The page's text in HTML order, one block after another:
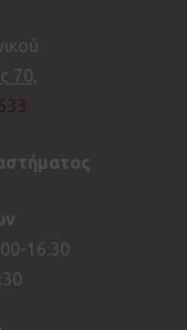
70,
16:30